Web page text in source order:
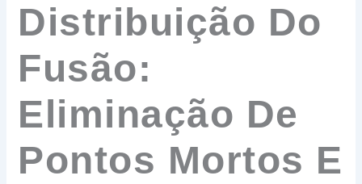
Distribuição Do
Fusão:
Eliminação De
Pontos Mortos E